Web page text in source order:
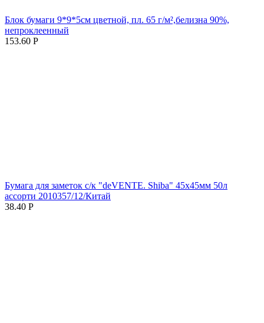
Блок бумаги 9*9*5см цветной, пл. 65 г/м²,белизна 90%,
непроклеенный
153.60 Р
Бумага для заметок с/к "deVENTE. Shiba" 45x45мм 50л
ассорти 2010357/12/Китай
38.40 Р